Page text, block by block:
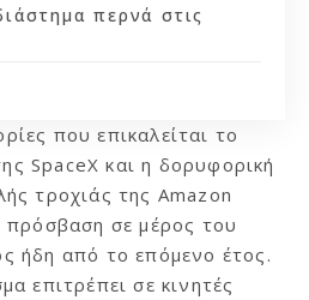
περνά στις
που επικαλείται το
SpaceX και η δορυφορική
τροχιάς της Amazon
πρόσβαση σε μέρος του
ήδη από το επόμενο έτος.
επιτρέπει σε κινητές